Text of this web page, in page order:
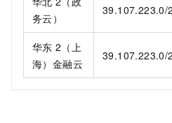
务云）
39.107.223.0/
华东 2（上
海）金融云
39.107.223.0/